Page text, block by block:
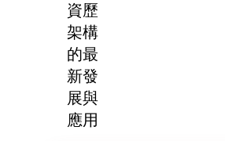
資歷
架構
的最
新發
展與
應用